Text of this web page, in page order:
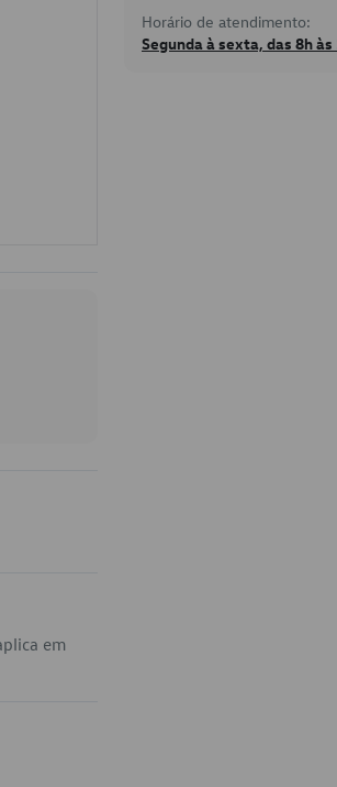
em
Horário de atendimento:
Segunda à sexta, das 8h às